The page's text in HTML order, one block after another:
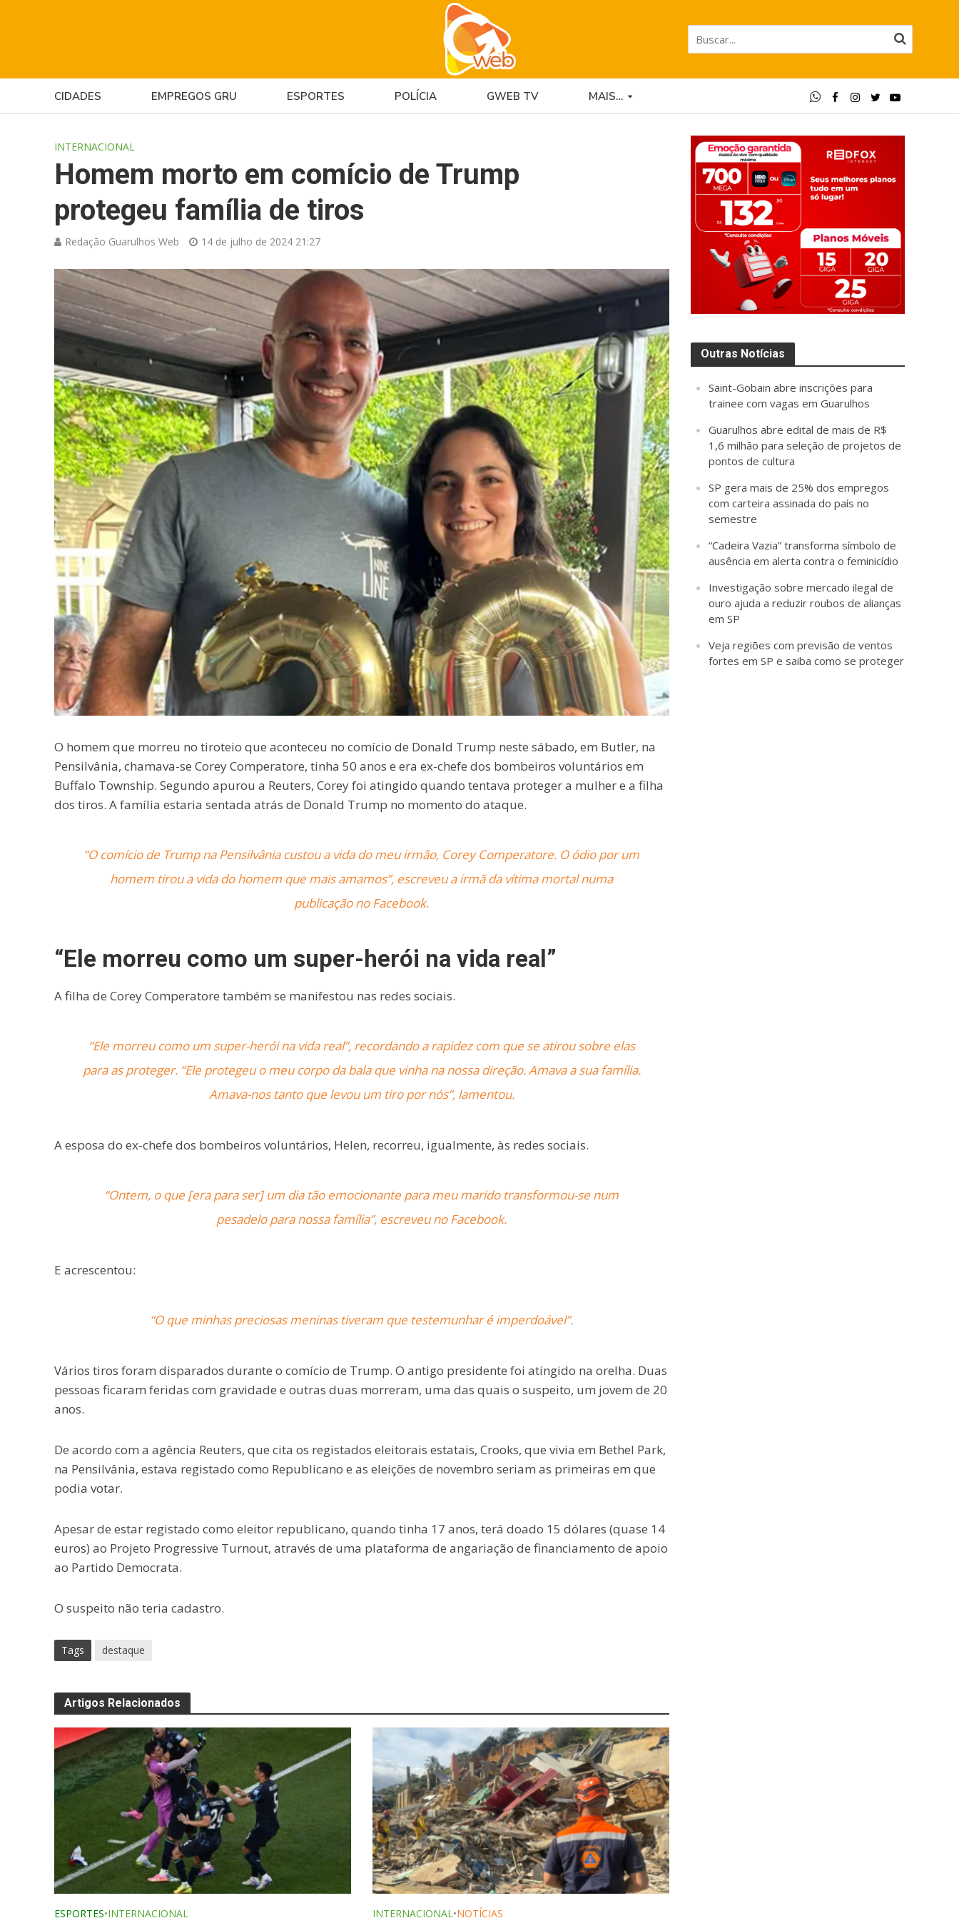
CIDADES EMPREGOS GRU ESPORTES POLÍCIA GWEB TV MAIS…
INTERNACIONAL
Homem morto em comício de Trump
protegeu família de tiros
Redação Guarulhos Web 14 de julho de 2024 21:27
O homem que morreu no tiroteio que aconteceu no comício de Donald Trump neste sábado, em Butler, na
Pensilvânia, chamava-se Corey Comperatore, tinha 50 anos e era ex-chefe dos bombeiros voluntários em
Buffalo Township. Segundo apurou a Reuters, Corey foi atingido quando tentava proteger a mulher e a filha
dos tiros. A família estaria sentada atrás de Donald Trump no momento do ataque.
“O comício de Trump na Pensilvânia custou a vida do meu irmão, Corey Comperatore. O ódio por um
homem tirou a vida do homem que mais amamos”, escreveu a irmã da vítima mortal numa
publicação no Facebook.
“Ele morreu como um super-herói na vida real”
A filha de Corey Comperatore também se manifestou nas redes sociais.
“Ele morreu como um super-herói na vida real”, recordando a rapidez com que se atirou sobre elas
para as proteger. “Ele protegeu o meu corpo da bala que vinha na nossa direção. Amava a sua família.
Amava-nos tanto que levou um tiro por nós”, lamentou.
A esposa do ex-chefe dos bombeiros voluntários, Helen, recorreu, igualmente, às redes sociais.
“Ontem, o que [era para ser] um dia tão emocionante para meu marido transformou-se num
pesadelo para nossa família”, escreveu no Facebook.
E acrescentou:
“O que minhas preciosas meninas tiveram que testemunhar é imperdoável”.
Vários tiros foram disparados durante o comício de Trump. O antigo presidente foi atingido na orelha. Duas
pessoas ficaram feridas com gravidade e outras duas morreram, uma das quais o suspeito, um jovem de 20
anos.
De acordo com a agência Reuters, que cita os registados eleitorais estatais, Crooks, que vivia em Bethel Park,
na Pensilvânia, estava registado como Republicano e as eleições de novembro seriam as primeiras em que
podia votar.
Apesar de estar registado como eleitor republicano, quando tinha 17 anos, terá doado 15 dólares (quase 14
euros) ao Projeto Progressive Turnout, através de uma plataforma de angariação de financiamento de apoio
ao Partido Democrata.
O suspeito não teria cadastro.
Tags destaque
Artigos Relacionados
ESPORTES•INTERNACIONAL INTERNACIONAL•NOTÍCIAS
Outras Notícias
Saint-Gobain abre inscrições para
trainee com vagas em Guarulhos
Guarulhos abre edital de mais de R$
1,6 milhão para seleção de projetos de
pontos de cultura
SP gera mais de 25% dos empregos
com carteira assinada do país no
semestre
“Cadeira Vazia” transforma símbolo de
ausência em alerta contra o feminicídio
Investigação sobre mercado ilegal de
ouro ajuda a reduzir roubos de alianças
em SP
Veja regiões com previsão de ventos
fortes em SP e saiba como se proteger